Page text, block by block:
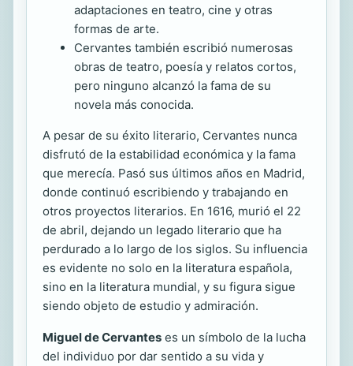
adaptaciones en teatro, cine y otras
formas de arte.
Cervantes también escribió numerosas
obras de teatro, poesía y relatos cortos,
pero ninguno alcanzó la fama de su
novela más conocida.
A pesar de su éxito literario, Cervantes nunca
disfrutó de la estabilidad económica y la fama
que merecía. Pasó sus últimos años en Madrid,
donde continuó escribiendo y trabajando en
otros proyectos literarios. En 1616, murió el 22
de abril, dejando un legado literario que ha
perdurado a lo largo de los siglos. Su influencia
es evidente no solo en la literatura española,
sino en la literatura mundial, y su figura sigue
siendo objeto de estudio y admiración.
Miguel de Cervantes es un símbolo de la lucha
del individuo por dar sentido a su vida y